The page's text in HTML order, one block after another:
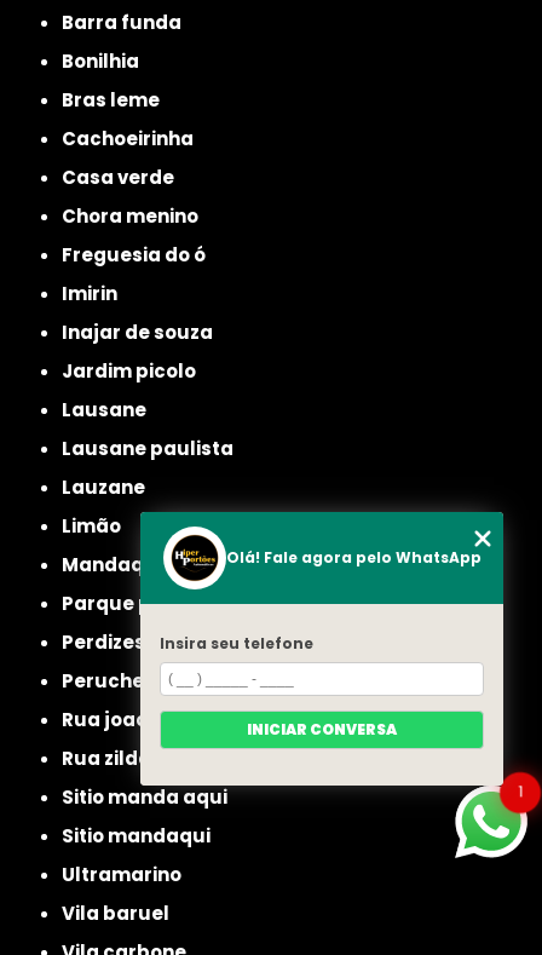
barra funda
bonilhia
bras leme
cachoeirinha
casa verde
chora menino
freguesia do ó
imirin
inajar de souza
jardim picolo
lausane
lausane paulista
lauzane
limão
mandaqui
parque peruche
perdizes
peruche
rua joao ruthe
rua zilda
sitio manda aqui
sitio mandaqui
ultramarino
vila baruel
1
Olá! Fale agora pelo WhatsApp
Insira seu telefone
INICIAR CONVERSA